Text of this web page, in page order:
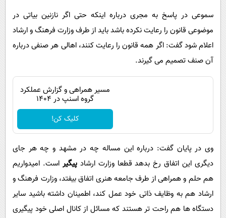
سموعی در پاسخ به مجری درباره اینکه حتی اگر نازنین بیاتی در
موضوعی قانون را رعایت نکرده باشد باید از طرف وزارت فرهنگ و ارشاد
اعلام شود گفت: اگر همه قانون را رعایت کنند، اهالی هر صنفی درباره
آن صنف تصمیم می گیرند.
مسیر همراهی و گزارش عملکرد
گروه اسنپ در ۱۴۰۴
کلیک کن!
وی در پایان گفت: درباره این مساله چه در مشهد و چه هر جای
دیگری این اتفاق رخ بدهد قطعا وزارت ارشادپیگیر است. امیدواریم
هم حلم و همراهی از طرف جامعه هنری اتفاق بیفتد، وزارت فرهنگ و
ارشاد هم به وظایف ذاتی خود عمل کند، اطمینان داشته باشید سایر
دستگاه ها هم راحت تر هستند که مسائل از کانال اصلی خود پیگیری